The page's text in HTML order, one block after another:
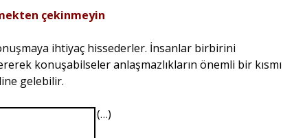
çekinmeyin
ihtiyaç hissederler. İnsanlar birbirini
konuşabilseler anlaşmazlıkların önemli bir kısmı
gelebilir.
(…)